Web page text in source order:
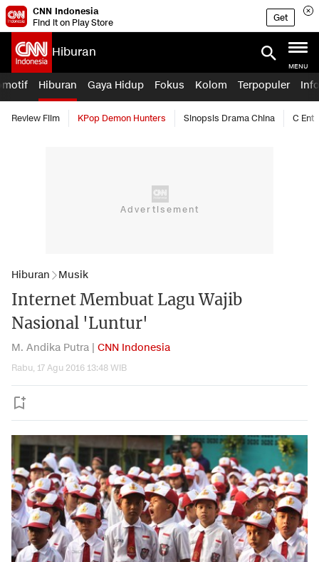
CNN Indonesia
Find it on Play Store
Get
Hiburan
MENU
Hiburan Gaya Hidup Fokus Kolom Terpopuler
Review Film KPop Demon Hunters Sinopsis Drama China C Ent
Hiburan Musik
Internet Membuat Lagu Wajib
Nasional 'Luntur'
M. Andika Putra | CNN Indonesia
Rabu, 17 Agu 2016 13:48 WIB